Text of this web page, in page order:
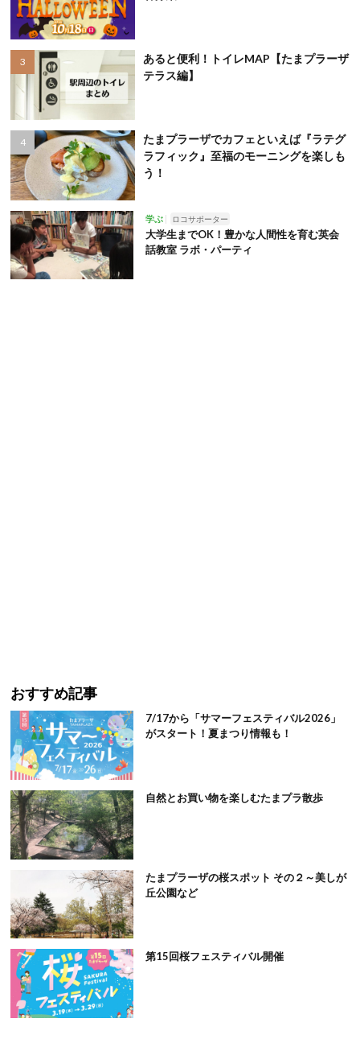
あると便利！トイレMAP【たまプラーザ
テラス編】
たまプラーザでカフェといえば『ラテグ
ラフィック』至福のモーニングを楽しも
う！
学ぶ ロコサポーター
大学生までOK！豊かな人間性を育む英会
話教室 ラボ・パーティ
おすすめ記事
7/17から「サマーフェスティバル2026」
がスタート！夏まつり情報も！
自然とお買い物を楽しむたまプラ散歩
たまプラーザの桜スポット その２～美しが
丘公園など
第15回桜フェスティバル開催